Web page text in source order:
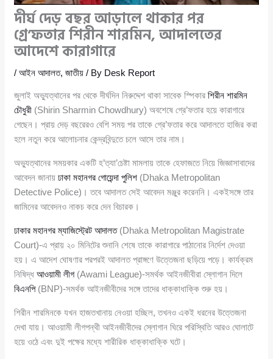
দীর্ঘ দেড় বছর আড়ালে থাকার পর
গ্রে’ফতার শিরীন শারমিন, আদালতের
আদেশে কারাগারে
/আইন আদালত,জাতীয় / By Desk Report
জুলাই অভ্যুত্থানের পর থেকে দীর্ঘদিন নিরুদ্দেশ থাকা সাবেক স্পিকারশিরীন শারমিন
চৌধুরী (Shirin Sharmin Chowdhury) অবশেষে গ্রে’ফতার হয়ে কারাগারে
গেছেন। প্রায় দেড় বছরেরও বেশি সময় পর তাকে গ্রে’ফতার করে আদালতে হাজির করা
হলে নতুন করে আলোচনার কেন্দ্রবিন্দুতে চলে আসে তার নাম।
অভ্যুত্থানের সময়কার একটি হ’ত্যা’চেষ্টা মামলায় তাকে হেফাজতে নিয়ে জিজ্ঞাসাবাদের
আবেদন জানায়ঢাকা মহানগর গোয়েন্দা পুলিশ (Dhaka Metropolitan
Detective Police)। তবে আদালত সেই আবেদন মঞ্জুর করেননি। একইসঙ্গে তার
জামিনের আবেদনও নাকচ করে দেন বিচারক।
ঢাকার মহানগর ম্যাজিস্ট্রেট আদালত(Dhaka Metropolitan Magistrate
Court)-এ প্রায় ২০ মিনিটের শুনানি শেষে তাকে কারাগারে পাঠানোর নির্দেশ দেওয়া
হয়। এ আদেশ ঘোষণার পরপরই আদালত প্রাঙ্গণে উত্তেজনা ছড়িয়ে পড়ে। কার্যক্রম
নিষিদ্ধআওয়ামী লীগ (Awami League)-সমর্থক আইনজীবীরা স্লোগান দিলে
বিএনপি(BNP)-সমর্থক আইনজীবীদের সঙ্গে তাদের ধাক্কাধাক্কি শুরু হয়।
শিরীন শারমিনকে যখন হাজতখানায় নেওয়া হচ্ছিল, তখনও একই ধরনের উত্তেজনা
দেখা যায়। আওয়ামী লীগপন্থী আইনজীবীদের স্লোগান ঘিরে পরিস্থিতি আরও ঘোলাটে
হয়ে ওঠে এবং দুই পক্ষের মধ্যে শারীরিক ধাক্কাধাক্কি ঘটে।